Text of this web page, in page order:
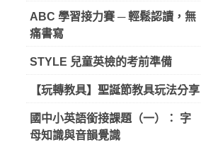
ABC 學習接力賽 ─ 輕鬆認讀，無
痛書寫
STYLE 兒童英檢的考前準備
【玩轉教具】聖誕節教具玩法分享
國中小英語銜接課題（一）： 字
母知識與音韻覺識